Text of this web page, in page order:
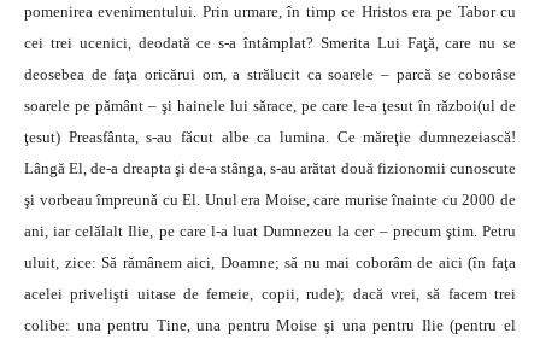
pomenirea evenimentului. Prin urmare, în timp ce Hristos era pe Tabor cu
cei trei ucenici, deodată ce s-a întâmplat? Smerita Lui Faţă, care nu se
deosebea de faţa oricărui om, a strălucit ca soarele – parcă se coborâse
soarele pe pământ – şi hainele lui sărace, pe care le-a ţesut în război(ul de
ţesut) Preasfânta, s-au făcut albe ca lumina. Ce măreţie dumnezeiască!
Lângă El, de-a dreapta şi de-a stânga, s-au arătat două fizionomii cunoscute
şi vorbeau împreună cu El. Unul era Moise, care murise înainte cu 2000 de
ani, iar celălalt Ilie, pe care l-a luat Dumnezeu la cer – precum ştim. Petru
uluit, zice: Să rămânem aici, Doamne; să nu mai coborâm de aici (în faţa
acelei privelişti uitase de femeie, copii, rude); dacă vrei, să facem trei
colibe: una pentru Tine, una pentru Moise şi una pentru Ilie (pentru el